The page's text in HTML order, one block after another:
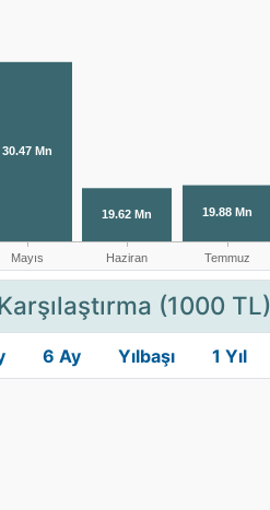
(1000 TL)
6 Ay Yılbaşı 1 Yıl